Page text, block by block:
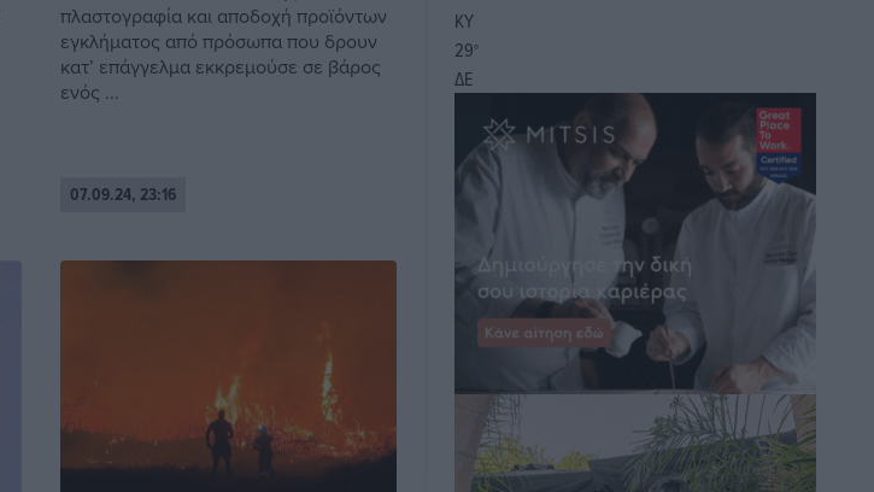
πλαστογραφία και αποδοχή προϊόντων
εγκλήματος από πρόσωπα που δρουν
κατ’ επάγγελμα εκκρεμούσε σε βάρος
ενός ...
07.09.24, 23:16
ΚΥ
29°
ΔΕ